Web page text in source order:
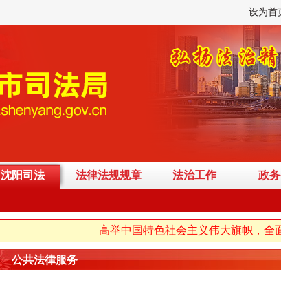
设为首
沈阳司法 法律法规规章 法治工作 政
高举中国特色社会主义伟大旗帜，全面
公共法律服务